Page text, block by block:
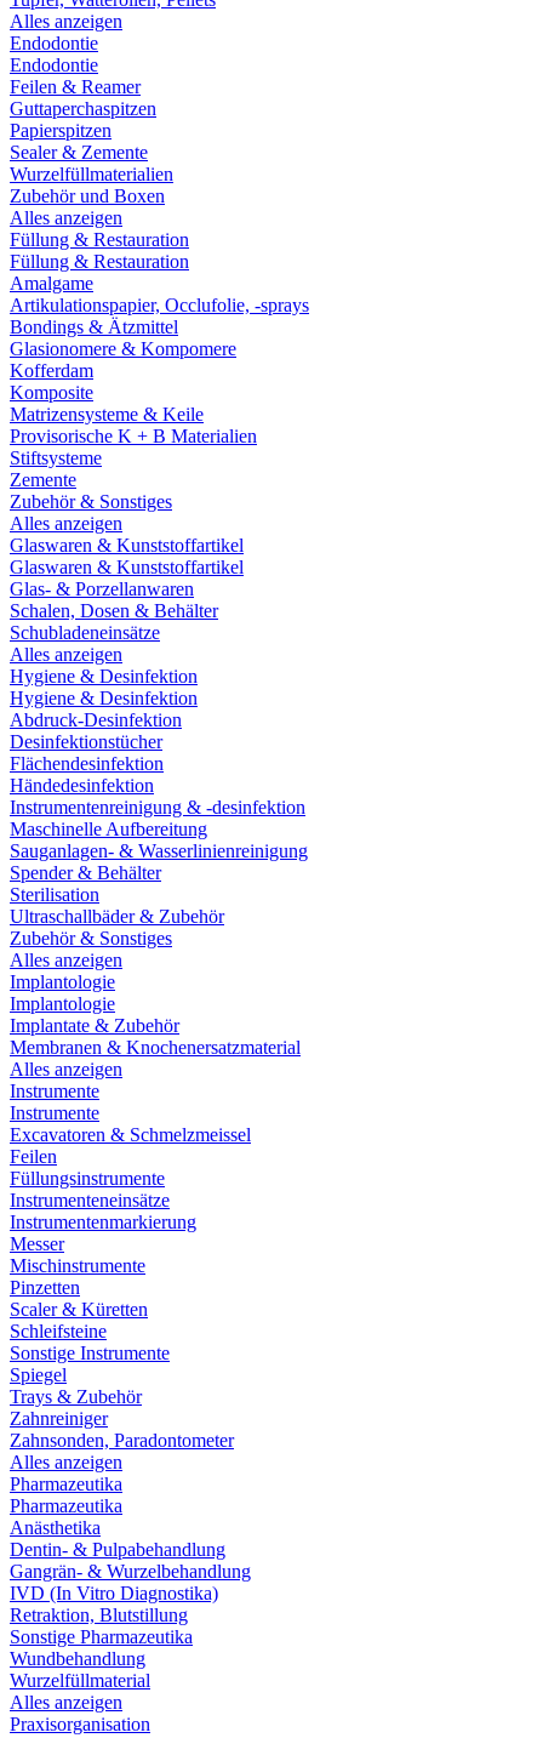
Alles anzeigen
Endodontie
Endodontie
Feilen & Reamer
Guttaperchaspitzen
Papierspitzen
Sealer & Zemente
Wurzelfüllmaterialien
Zubehör und Boxen
Alles anzeigen
Füllung & Restauration
Füllung & Restauration
Amalgame
Artikulationspapier, Occlufolie, -sprays
Bondings & Ätzmittel
Glasionomere & Kompomere
Kofferdam
Komposite
Matrizensysteme & Keile
Provisorische K + B Materialien
Stiftsysteme
Zemente
Zubehör & Sonstiges
Alles anzeigen
Glaswaren & Kunststoffartikel
Glaswaren & Kunststoffartikel
Glas- & Porzellanwaren
Schalen, Dosen & Behälter
Schubladeneinsätze
Alles anzeigen
Hygiene & Desinfektion
Hygiene & Desinfektion
Abdruck-Desinfektion
Desinfektionstücher
Flächendesinfektion
Händedesinfektion
Instrumentenreinigung & -desinfektion
Maschinelle Aufbereitung
Sauganlagen- & Wasserlinienreinigung
Spender & Behälter
Sterilisation
Ultraschallbäder & Zubehör
Zubehör & Sonstiges
Alles anzeigen
Implantologie
Implantologie
Implantate & Zubehör
Membranen & Knochenersatzmaterial
Alles anzeigen
Instrumente
Instrumente
Excavatoren & Schmelzmeissel
Feilen
Füllungsinstrumente
Instrumenteneinsätze
Instrumentenmarkierung
Messer
Mischinstrumente
Pinzetten
Scaler & Küretten
Schleifsteine
Sonstige Instrumente
Spiegel
Trays & Zubehör
Zahnreiniger
Zahnsonden, Paradontometer
Alles anzeigen
Pharmazeutika
Pharmazeutika
Anästhetika
Dentin- & Pulpabehandlung
Gangrän- & Wurzelbehandlung
IVD (In Vitro Diagnostika)
Retraktion, Blutstillung
Sonstige Pharmazeutika
Wundbehandlung
Wurzelfüllmaterial
Alles anzeigen
Praxisorganisation